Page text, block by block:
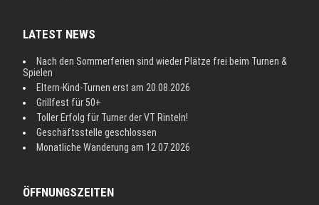
LATEST NEWS
Nach den Sommerferien sind wieder Plätze frei beim Turnen &
Spielen
Eltern-Kind-Turnen erst am 20.08.2026
Grillfest für 50+
Toller Erfolg für Turner der VT Rinteln!
Geschäftsstelle geschlossen
Monatliche Wanderung am 12.07.2026
ÖFFNUNGSZEITEN